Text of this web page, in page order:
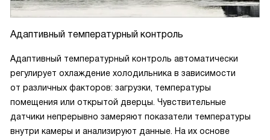
Адаптивный температурный контроль
Адаптивный температурный контроль автоматически
регулирует охлаждение холодильника в зависимости
от различных факторов: загрузки, температуры
помещения или открытой дверцы. Чувствительные
датчики непрерывно замеряют показатели температуры
внутри камеры и анализируют данные. На их основе